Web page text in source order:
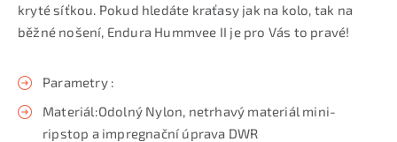
kryté síťkou. Pokud hledáte kraťasy jak na kolo, tak na
běžné nošení, Endura Hummvee II je pro Vás to pravé!
Parametry :
Materiál:Odolný Nylon, netrhavý materiál mini-
ripstop a impregnační úprava DWR